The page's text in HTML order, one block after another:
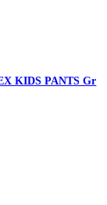
KIDS PANTS Gr